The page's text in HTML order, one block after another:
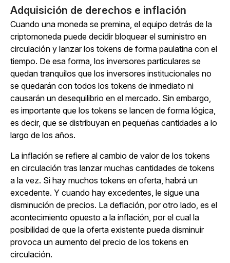
Adquisición de derechos e inflación
Cuando una moneda se premina, el equipo detrás de la
criptomoneda puede decidir bloquear el suministro en
circulación y lanzar los tokens de forma paulatina con el
tiempo. De esa forma, los inversores particulares se
quedan tranquilos que los inversores institucionales no
se quedarán con todos los tokens de inmediato ni
causarán un desequilibrio en el mercado. Sin embargo,
es importante que los tokens se lancen de forma lógica,
es decir, que se distribuyan en pequeñas cantidades a lo
largo de los años.
La inflación se refiere al cambio de valor de los tokens
en circulación tras lanzar muchas cantidades de tokens
a la vez. Si hay muchos tokens en oferta, habrá un
excedente. Y cuando hay excedentes, le sigue una
disminución de precios. La deflación, por otro lado, es el
acontecimiento opuesto a la inflación, por el cual la
posibilidad de que la oferta existente pueda disminuir
provoca un aumento del precio de los tokens en
circulación.